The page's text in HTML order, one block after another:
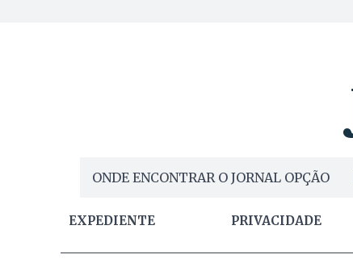
ONDE ENCONTRAR O JORNAL OPÇÃO
EXPEDIENTE PRIVACIDADE